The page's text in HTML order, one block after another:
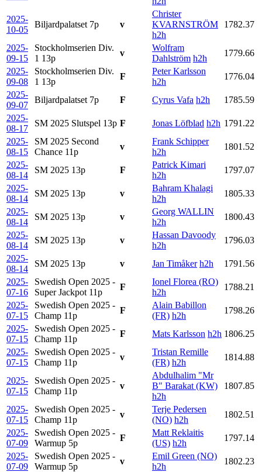
2025-
10-05
Biljardpalatset 7p v
Christer
KVARNSTRÖM
h2h
1782.37
2025-
09-15
Stockholmserien Div.
1 13p
v
Wolfram
Dahlström h2h
1779.66
2025-
09-08
Stockholmserien Div.
1 13p
F
Peter Karlsson
h2h
1776.04
2025-
09-07
Biljardpalatset 7p F Cyrus Vafa h2h
1785.59
2025-
08-17
SM 2025 Slutspel 13p F Jonas Löfblad h2h 1791.22
2025-
08-15
SM 2025 Second
Chance 11p
v
Frank Schipper
h2h
1801.52
2025-
08-14
SM 2025 13p F
Patrick Kimari
h2h
1797.07
2025-
08-14
SM 2025 13p v
Bahram Khalagi
h2h
1805.33
2025-
08-14
SM 2025 13p v
Georg WALLIN
h2h
1800.43
2025-
08-14
SM 2025 13p v
Hassan Davoody
h2h
1796.03
2025-
08-14
SM 2025 13p v Jan Timåker h2h
1791.56
2025-
07-16
Swedish Open 2025 -
Super Jackpot 11p
F
Ionel Florea (RO)
h2h
1788.21
2025-
07-15
Swedish Open 2025 -
Champ 11p
F
Alain Babillon
(FR) h2h
1798.26
2025-
07-15
Swedish Open 2025 -
Champ 11p
F Mats Karlsson h2h 1806.25
2025-
07-15
Swedish Open 2025 -
Champ 11p
v
Tristan Remille
(FR) h2h
1814.88
2025-
07-15
Swedish Open 2025 -
Champ 11p
v
Abdulhalim "Mr
B" Barakat (KW)
h2h
1807.85
2025-
07-15
Swedish Open 2025 -
Champ 11p
v
Terje Pedersen
(NO) h2h
1802.51
2025-
07-09
Swedish Open 2025 -
Warmup 5p
F
Matt Reklaitis
(US) h2h
1797.14
2025-
07-09
Swedish Open 2025 -
Warmup 5p
v
Emil Green (NO)
h2h
1802.23